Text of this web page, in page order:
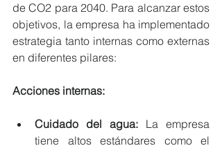
de CO2 para 2040. Para alcanzar estos
objetivos, la empresa ha implementado
estrategia tanto internas como externas
en diferentes pilares:
Acciones internas:
Cuidado del agua: La empresa
tiene altos estándares como el